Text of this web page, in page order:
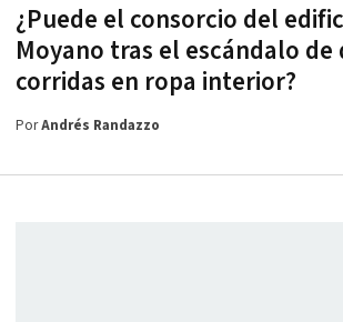
¿Puede el consorcio del
Moyano tras el escándalo de
corridas en ropa interior?
PorAndrés Randazzo